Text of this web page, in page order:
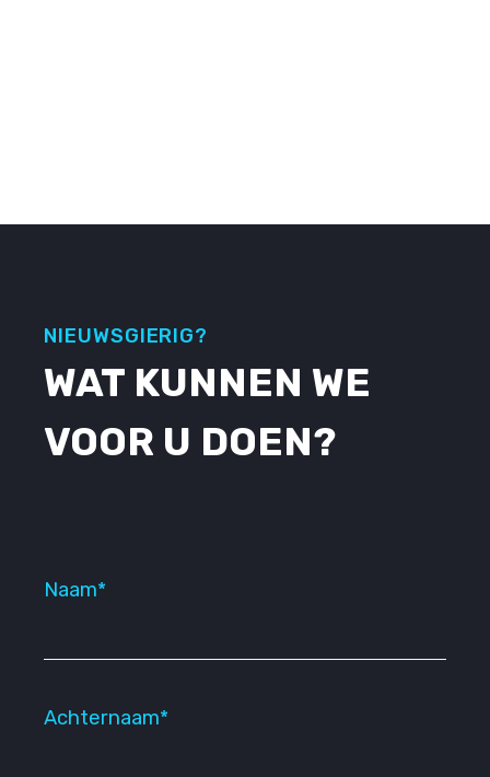
NIEUWSGIERIG?
WAT KUNNEN WE
VOOR U DOEN?
Naam*
Achternaam*